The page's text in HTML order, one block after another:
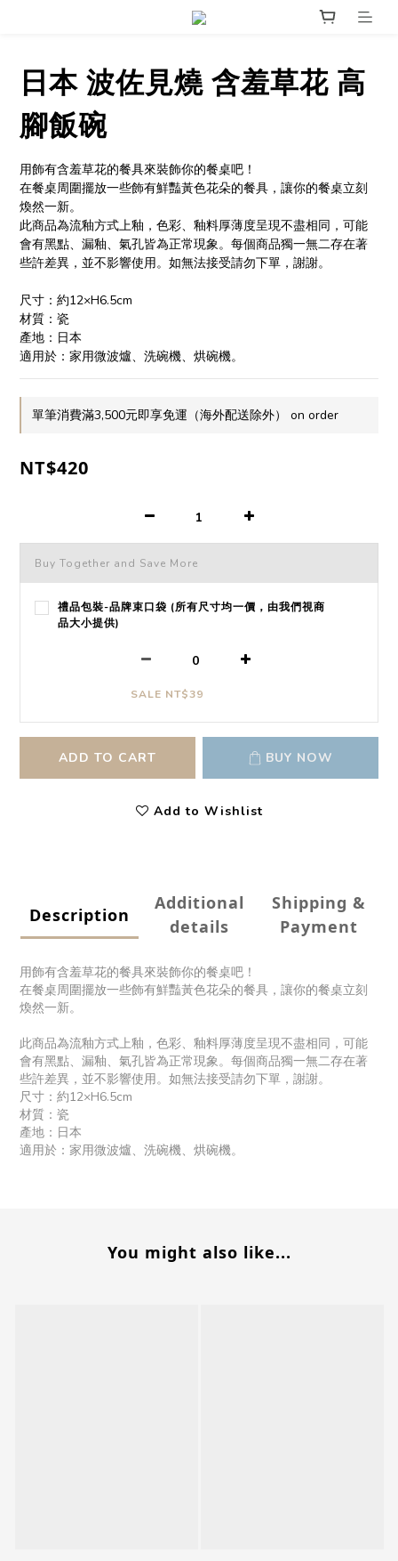
日本 波佐見燒 含羞草花 高
腳飯碗
用飾有含羞草花的餐具來裝飾你的餐桌吧！
在餐桌周圍擺放一些飾有鮮豔黃色花朵的餐具，讓你的餐桌立刻
煥然一新。
此商品為流釉方式上釉，色彩、釉料厚薄度呈現不盡相同，可能
會有黑點、漏釉、氣孔皆為正常現象。每個商品獨一無二存在著
些許差異，並不影響使用。如無法接受請勿下單，謝謝。
尺寸：約12×H6.5cm
材質：瓷
產地：日本
適用於：家用微波爐、洗碗機、烘碗機。
單筆消費滿3,500元即享免運（海外配送除外） on order
NT$420
Buy Together and Save More
禮品包裝-品牌束口袋 (所有尺寸均一價，由我們視商
品大小提供)
SALE NT$39
ADD TO CART BUY NOW
Add to Wishlist
Description
Additional
details
Shipping &
Payment
用飾有含羞草花的餐具來裝飾你的餐桌吧！
在餐桌周圍擺放一些飾有鮮豔黃色花朵的餐具，讓你的餐桌立刻
煥然一新。
此商品為流釉方式上釉，色彩、釉料厚薄度呈現不盡相同，可能
會有黑點、漏釉、氣孔皆為正常現象。每個商品獨一無二存在著
些許差異，並不影響使用。如無法接受請勿下單，謝謝。
尺寸：約12×H6.5cm
材質：瓷
產地：日本
適用於：家用微波爐、洗碗機、烘碗機。
You might also like...